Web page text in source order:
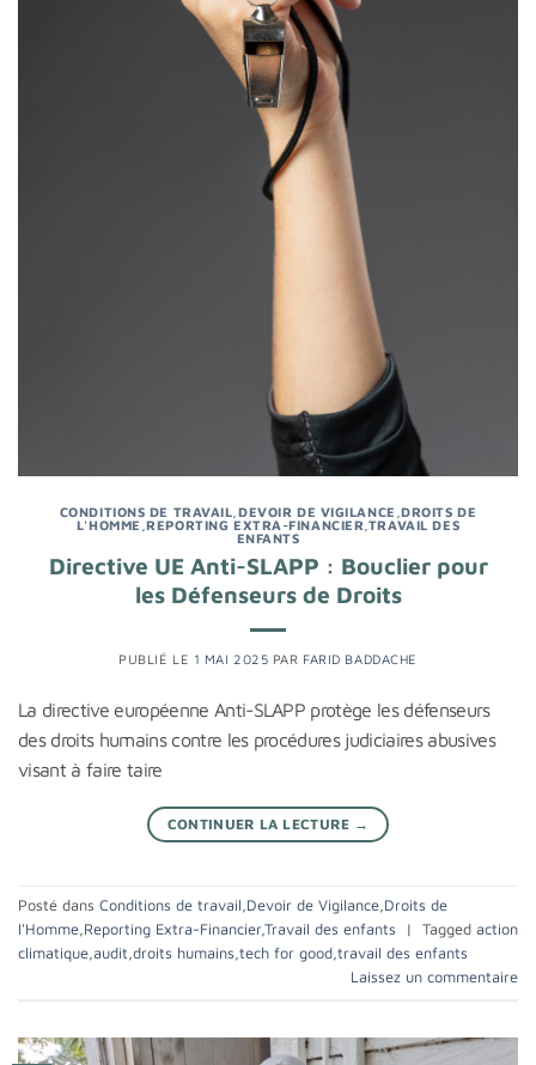
CONDITIONS DE TRAVAIL ,DEVOIR DE VIGILANCE ,DROITS DE
L'HOMME ,REPORTING EXTRA-FINANCIER TRAVAIL DES
ENFANTS
Directive UE Anti-SLAPP : Bouclier pour
les Défenseurs de Droits
PUBLIÉ LE 1 MAI 2025 PAR FARID BADDACHE
La directive européenne Anti-SLAPP protège les défenseurs
des droits humains contre les procédures judiciaires abusives
visant à faire taire
CONTINUER LA LECTURE →
Posté dans Conditions de travail,Devoir de Vigilance,Droits de
l'Homme,Reporting Extra-Financier,Travail des enfants | Tagged action
climatique,audit,droits humains,tech for good,travail des enfants
Laissez un commentaire